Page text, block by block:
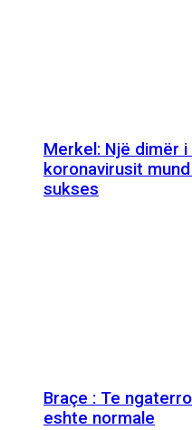
Merkel: Një dimër
koronavirusit
sukses
Braçe : Te
eshte normale